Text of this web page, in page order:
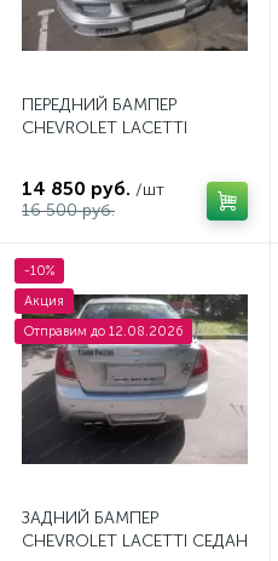
ПЕРЕДНИЙ БАМПЕР
CHEVROLET LACETTI
14 850 руб. /шт
16 500 руб.
-10%
Акция
Отправим до 12.08.2026
ЗАДНИЙ БАМПЕР
CHEVROLET LACETTI СЕДАН